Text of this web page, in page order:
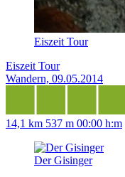
Eiszeit Tour
Eiszeit Tour
Wandern, 09.05.2014
14,1 km 537 m 00:00 h:m
Der Gisinger